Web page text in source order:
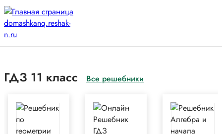
ГДЗ 11 класс Все решебники